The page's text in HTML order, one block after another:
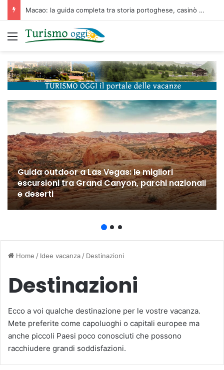
Macao: la guida completa tra storia portoghese, casinò futuristici e cucina unica d’Asia
Menu
Guida outdoor a Las Vegas: le migliori
escursioni tra Grand Canyon, parchi nazionali
e deserti
Home / Idee vacanza / Destinazioni
Destinazioni
Ecco a voi qualche destinazione per le vostre vacanza.
Mete preferite come capoluoghi o capitali europee ma
anche piccoli Paesi poco conosciuti che possono
racchiudere grandi soddisfazioni.